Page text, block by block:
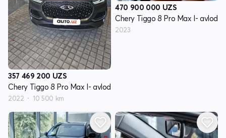
357 469 200 UZS
Chery Tiggo 8 Pro Max I- avlod
2022 10 500 km
470 900 000 UZS
Chery Tiggo 8 Pro Max I- avlod
2023